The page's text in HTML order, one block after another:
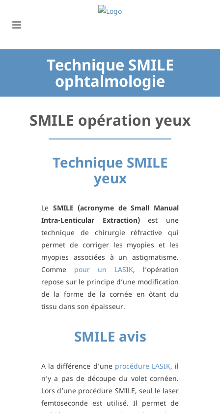
Technique SMILE
ophtalmologie
SMILE opération yeux
Technique SMILE
yeux
Le SMILE (acronyme de Small Manual
Intra-Lenticular Extraction)est une
technique de chirurgie réfractive qui
permet de corriger les myopies et les
myopies associées à un astigmatisme.
Comme pour un LASIK, l’opération
repose sur le principe d’une modification
de la forme de la cornée en ôtant du
tissu dans son épaisseur.
SMILE avis
A la différence d’une procédure LASIK, il
n’y a pas de découpe du volet cornéen.
Lors d’une procédure SMILE, seul le laser
femtoseconde est utilisé. Il permet de